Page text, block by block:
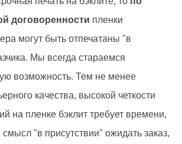
договоренности пленки
могут быть отпечатаны "в
Мы всегда стараемся
возможность. Тем не менее
качества, высокой четкости
на пленке бэклит требует времени,
"в присутствии" ожидать заказ,